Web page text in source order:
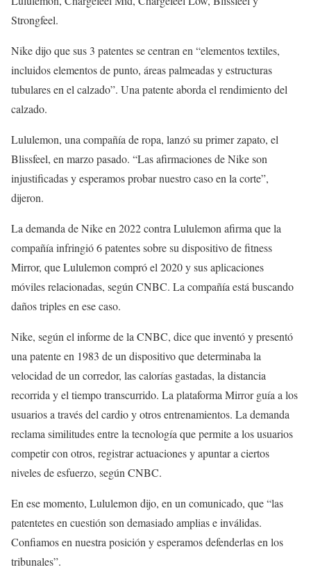
Strongfeel.
Nike dijo que sus 3 patentes se centran en “elementos textiles,
incluidos elementos de punto, áreas palmeadas y estructuras
tubulares en el calzado”. Una patente aborda el rendimiento del
calzado.
Lululemon, una compañía de ropa, lanzó su primer zapato, el
Blissfeel, en marzo pasado. “Las afirmaciones de Nike son
injustificadas y esperamos probar nuestro caso en la corte”,
dijeron.
La demanda de Nike en 2022 contra Lululemon afirma que la
compañía infringió 6 patentes sobre su dispositivo de fitness
Mirror, que Lululemon compró el 2020 y sus aplicaciones
móviles relacionadas, según CNBC. La compañía está buscando
daños triples en ese caso.
Nike, según el informe de la CNBC, dice que inventó y presentó
una patente en 1983 de un dispositivo que determinaba la
velocidad de un corredor, las calorías gastadas, la distancia
recorrida y el tiempo transcurrido. La plataforma Mirror guía a los
usuarios a través del cardio y otros entrenamientos. La demanda
reclama similitudes entre la tecnología que permite a los usuarios
competir con otros, registrar actuaciones y apuntar a ciertos
niveles de esfuerzo, según CNBC.
En ese momento, Lululemon dijo, en un comunicado, que “las
patentetes en cuestión son demasiado amplias e inválidas.
Confiamos en nuestra posición y esperamos defenderlas en los
tribunales”.